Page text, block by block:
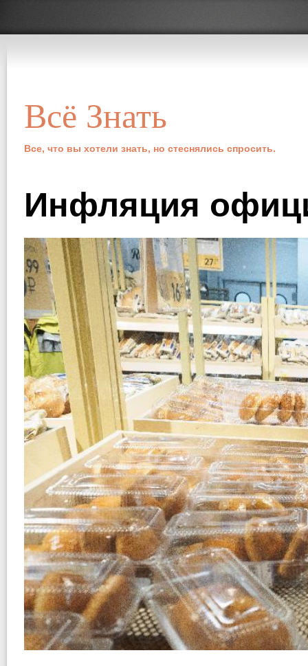
Всё Знать
Все, что вы хотели знать, но стеснялись спросить.
Инфляция